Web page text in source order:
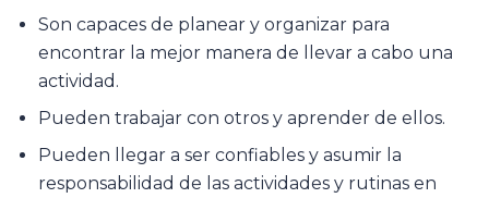
Son capaces de planear y organizar para
encontrar la mejor manera de llevar a cabo una
actividad.
Pueden trabajar con otros y aprender de ellos.
Pueden llegar a ser confiables y asumir la
responsabilidad de las actividades y rutinas en